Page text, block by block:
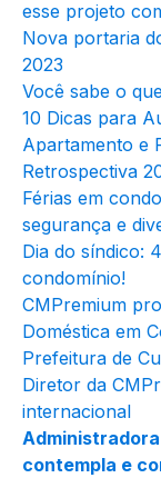
esse projeto
Nova portaria
2023
Você sabe o
10 Dicas para
Apartamento e
Retrospectiva
Férias em
segurança e
Dia do síndico:
condomínio!
CMPremium
Doméstica em
Prefeitura de
Diretor da
internacional
contempla e